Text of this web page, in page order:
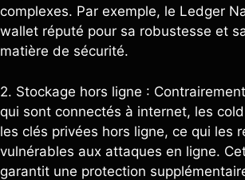
complexes. Par exemple, le Ledger
wallet réputé pour sa robustesse et
matière de sécurité.
2. Stockage hors ligne :
qui sont connectés à internet, les
les clés privées hors ligne, ce qui les
vulnérables aux attaques en ligne.
garantit une protection